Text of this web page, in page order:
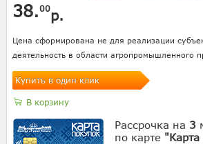
38.00р.
Цена сформирована не для реализации
деятельность в области агропромышленного
Купить в один клик
В корзину
Рассрочка на 3
по карте